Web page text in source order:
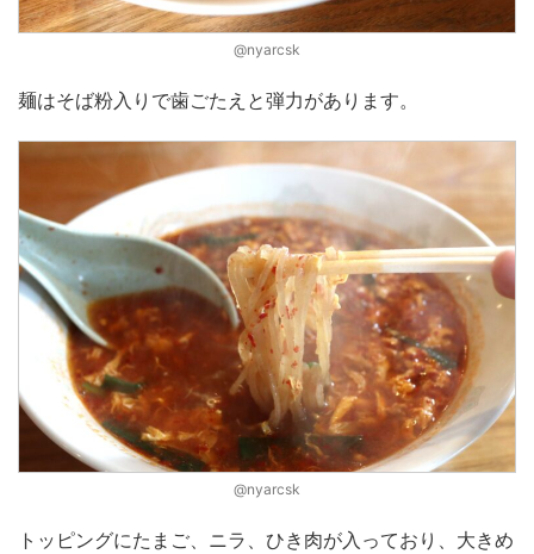
@nyarcsk
麺はそば粉入りで歯ごたえと弾力があります。
@nyarcsk
トッピングにたまご、ニラ、ひき肉が入っており、大きめ